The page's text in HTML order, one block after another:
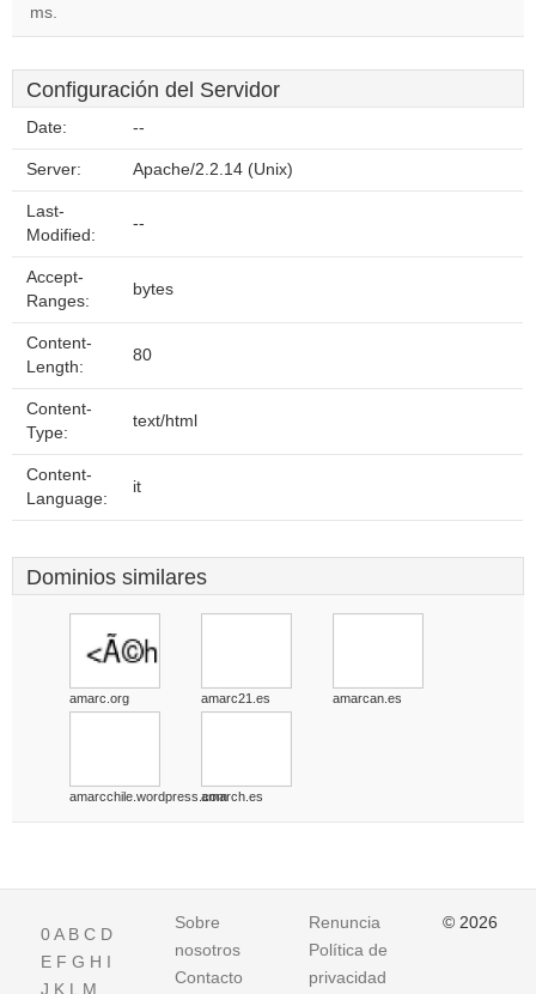
ms.
Configuración del Servidor
Date: --
Server: Apache/2.2.14 (Unix)
Last-
Modified:
--
Accept-
Ranges:
bytes
Content-
Length:
80
Content-
Type:
text/html
Content-
Language:
it
Dominios similares
amarc.org amarc21.es amarcan.es
amarcchile.wordpress.comamarch.es
0A B C D
E F G H I
J K L M
Sobre
nosotros
Contacto
Renuncia
Política de
privacidad
© 2026